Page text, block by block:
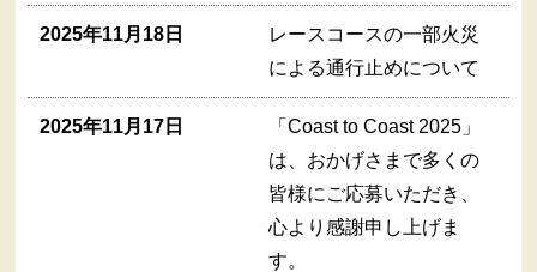
2025年11月18日
レースコースの一部火災
による通行止めについて
2025年11月17日
「Coast to Coast 2025」
は、おかげさまで多くの
皆様にご応募いただき、
心より感謝申し上げま
す。